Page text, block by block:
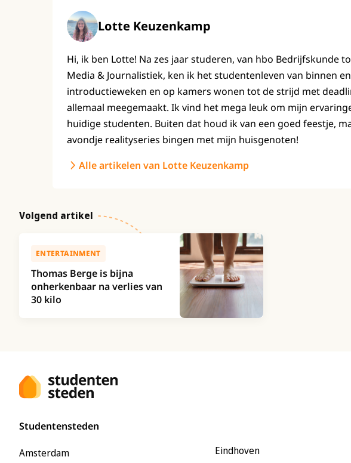
Lotte Keuzenkamp
Hi, ik ben Lotte! Na zes jaar studeren, van hbo Bedrijfskunde
Media & Journalistiek, ken ik het studentenleven van binnen
introductieweken en op kamers wonen tot de strijd met
allemaal meegemaakt. Ik vind het mega leuk om mijn
huidige studenten. Buiten dat houd ik van een goed feestje,
avondje realityseries bingen met mijn huisgenoten!
Alle artikelen van Lotte Keuzenkamp
Volgend artikel
ENTERTAINMENT
Thomas Berge is bijna
onherkenbaar na verlies van
30 kilo
Studentensteden
Amsterdam Eindhoven